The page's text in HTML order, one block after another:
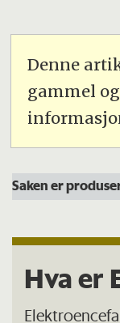
Denne
gammel
Saken er
Hva er